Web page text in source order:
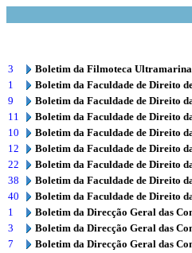
3
Boletim da Filmoteca
1
Boletim da Faculdade de Direito
9
Boletim da Faculdade de Direito
11
Boletim da Faculdade de Direito
10
Boletim da Faculdade de Direito
12
Boletim da Faculdade de Direito
22
Boletim da Faculdade de Direito
38
Boletim da Faculdade de Direito
40
Boletim da Faculdade de Direito
1
Boletim da Direcção Geral das
3
Boletim da Direcção Geral das
7
Boletim da Direcção Geral das